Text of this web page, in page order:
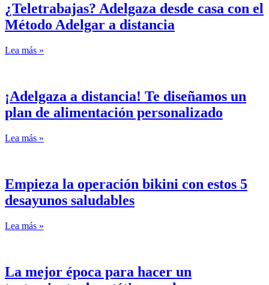
¿Teletrabajas? Adelgaza desde casa con el
Método Adelgar a distancia
Lea más »
¡Adelgaza a distancia! Te diseñamos un
plan de alimentación personalizado
Lea más »
Empieza la operación bikini con estos 5
desayunos saludables
Lea más »
La mejor época para hacer un